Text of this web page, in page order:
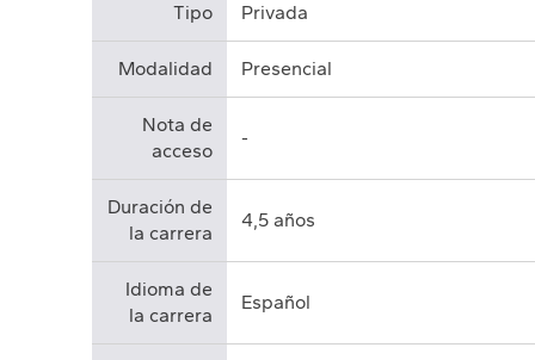
Tipo Privada
Modalidad Presencial
Nota de
acceso
-
Duración de
la carrera
4,5 años
Idioma de
la carrera
Español